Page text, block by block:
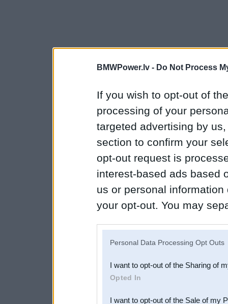
BMWPower.lv - Do Not Process
If you wish to opt-out of
processing of your
targeted advertising by
section to confirm your
opt-out request is
interest-based ads based
us or personal
your opt-out. You may
Downstream Participants
third parties.
Personal Data Processing Opt Outs
I want to opt-out of the Sharing of
Opted In
I want to opt-out of the Sale of my